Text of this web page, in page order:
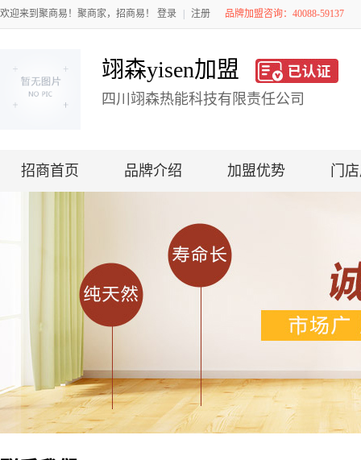
欢迎来到聚商易！聚商家，招商易！ 登录 注册 品牌加盟咨询：40088-59137
翊森yisen加盟
四川翊森热能科技有限责任公司
招商首页 品牌介绍 加盟优势 门